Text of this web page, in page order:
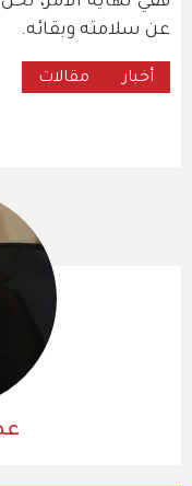
عن سلامته وبقائه.
أخبار مقالات